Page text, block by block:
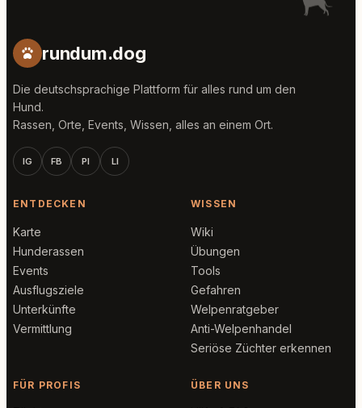
rundum.dog
Die deutschsprachige Plattform für alles rund um den
Hund.
Rassen, Orte, Events, Wissen, alles an einem Ort.
IG FB PI LI
ENTDECKEN
Karte
Hunderassen
Events
Ausflugsziele
Unterkünfte
Vermittlung
WISSEN
Wiki
Übungen
Tools
Gefahren
Welpenratgeber
Anti-Welpenhandel
Seriöse Züchter erkennen
FÜR PROFIS ÜBER UNS